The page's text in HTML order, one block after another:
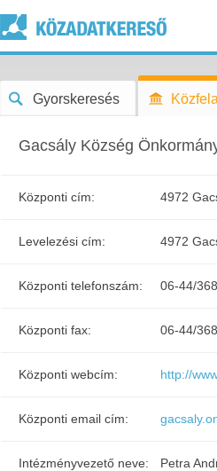
Gyorskeresés
Gacsály Község
Központi cím: 4972
Levelezési cím: 4972
Központi telefonszám: 06-44/
Központi fax: 06-44/
Központi webcím: http://
Központi email cím:
Intézményvezető neve: Petra